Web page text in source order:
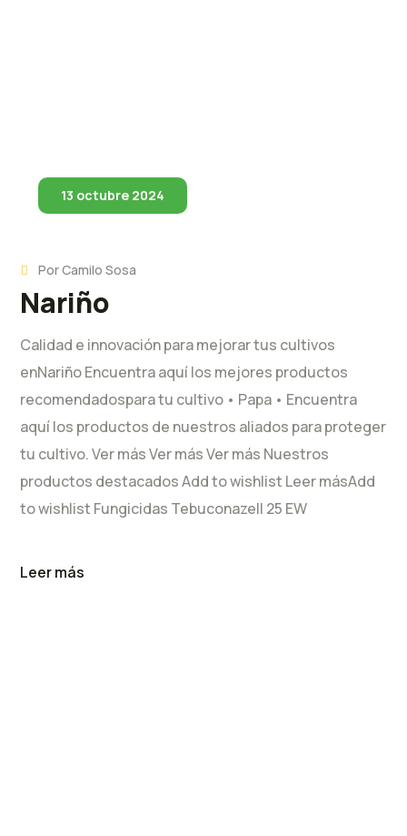
13 octubre 2024
PorCamilo Sosa
Nariño
Calidad e innovación para mejorar tus cultivos
enNariño Encuentra aquí los mejores productos
recomendadospara tu cultivo • Papa • Encuentra
aquí los productos de nuestros aliados para proteger
tu cultivo. Ver más Ver más Ver más Nuestros
productos destacados Add to wishlist Leer másAdd
to wishlist Fungicidas Tebuconazell 25 EW
Leer más